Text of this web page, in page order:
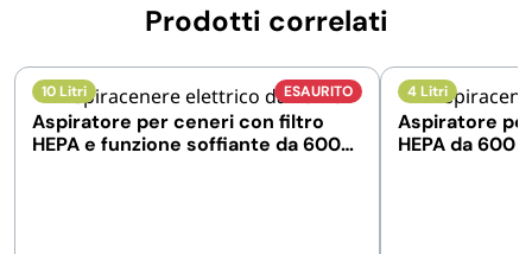
Prodotti correlati
ESAURITO
10 Litri
Aspiratore per ceneri con filtro
HEPA e funzione soffiante da 600
4 Litri
Aspiratore
HEPA da 600